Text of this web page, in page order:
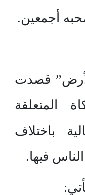
أجمعين.
قصدت
المتعلقة
باختلاف
فيها.